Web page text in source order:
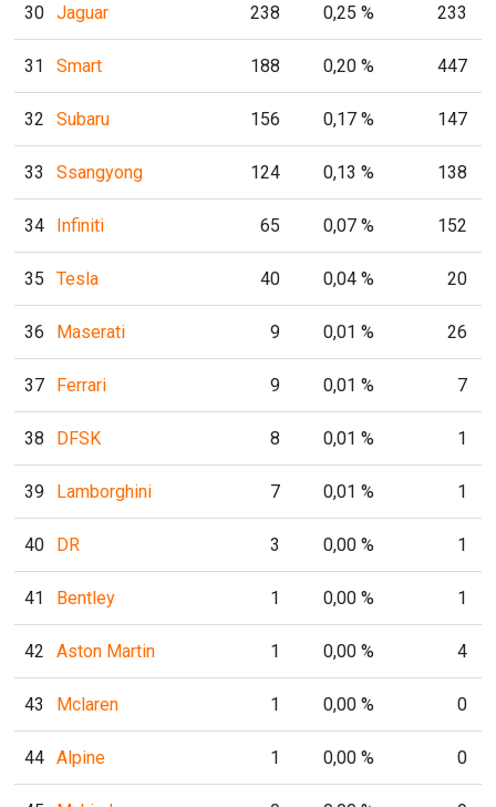
30 Jaguar 238 0,25 % 233
31 Smart 188 0,20 % 447
32 Subaru 156 0,17 % 147
33 Ssangyong 124 0,13 % 138
34 Infiniti 65 0,07 % 152
35 Tesla 40 0,04 % 20
36 Maserati 9 0,01 % 26
37 Ferrari 9 0,01 % 7
38 DFSK 8 0,01 % 1
39 Lamborghini 7 0,01 % 1
40 DR 3 0,00 % 1
41 Bentley 1 0,00 % 1
42 Aston Martin 1 0,00 % 4
43 Mclaren 1 0,00 % 0
44 Alpine 1 0,00 % 0